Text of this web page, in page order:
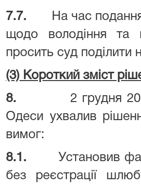
7.7.
На час
щодо володіння та
просить суд
(3) Короткий зміст
8.2 грудня
Одеси ухвалив
вимог:
8.1. Установив
без реєстрації